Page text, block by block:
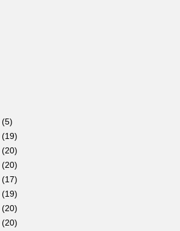
(5)
(19)
(20)
(20)
(17)
(19)
(20)
(20)